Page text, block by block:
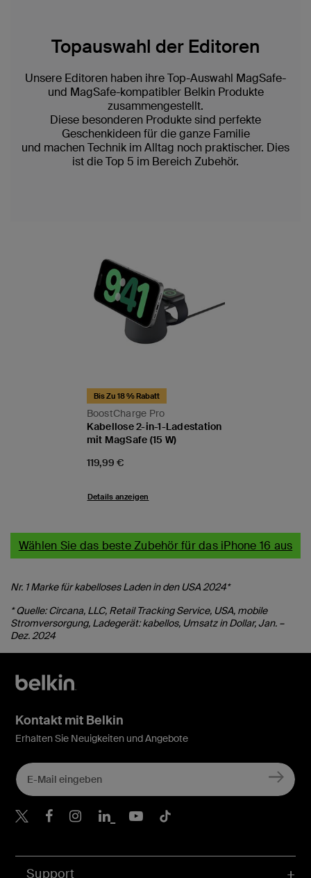
Topauswahl der Editoren
Unsere Editoren haben ihre Top-Auswahl MagSafe-
und MagSafe-kompatibler Belkin Produkte
zusammengestellt.
Diese besonderen Produkte sind perfekte
Geschenkideen für die ganze Familie
und machen Technik im Alltag noch praktischer. Dies
ist die Top 5 im Bereich Zubehör.
BoostCharge Pro
Bis Zu 18 % Rabatt
Kabellose 2-in-1-Ladestation
mit MagSafe (15 W)
Price:
119,99 €
Details anzeigen
Wählen Sie das beste Zubehör für das iPhone 16 aus
Nr. 1 Marke für kabelloses Laden in den USA 2024*
* Quelle: Circana, LLC, Retail Tracking Service, USA, mobile
Stromversorgung, Ladegerät: kabellos, Umsatz in Dollar, Jan. –
Dez. 2024
Support
Kontakt mit Belkin
Erhalten Sie Neuigkeiten und Angebote
Belkin Twitter
Belkin Facebook
Belkin Instagram
Belkin LinkedIn
Belkin Youtube
Belkin TikTok